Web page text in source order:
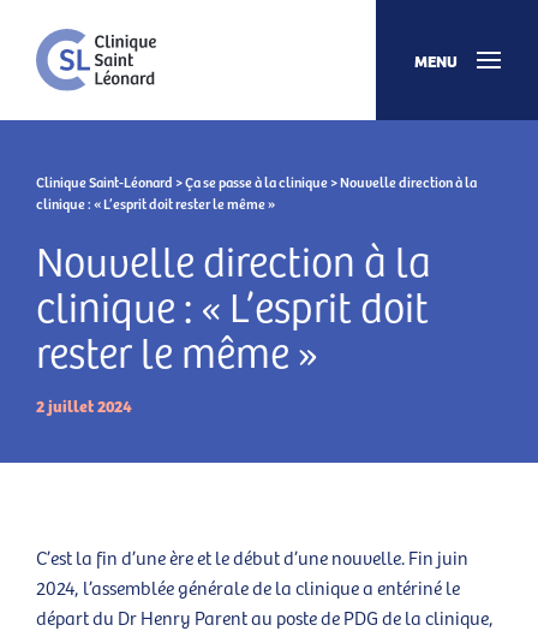
MENU
Clinique Saint-Léonard >Ça se passe à la clinique> Nouvelle direction à la
clinique : « L’esprit doit rester le même »
Nouvelle direction à la
clinique : « L’esprit doit
rester le même »
2 juillet 2024
C’est la fin d’une ère et le début d’une nouvelle. Fin juin
2024, l’assemblée générale de la clinique a entériné le
départ du Dr Henry Parent au poste de PDG de la clinique,